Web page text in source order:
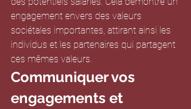
engagement envers des valeurs
sociétales importantes, attirant ainsi les
individus et les partenaires qui partagent
ces mêmes valeurs.
Communiquer vos
engagements et